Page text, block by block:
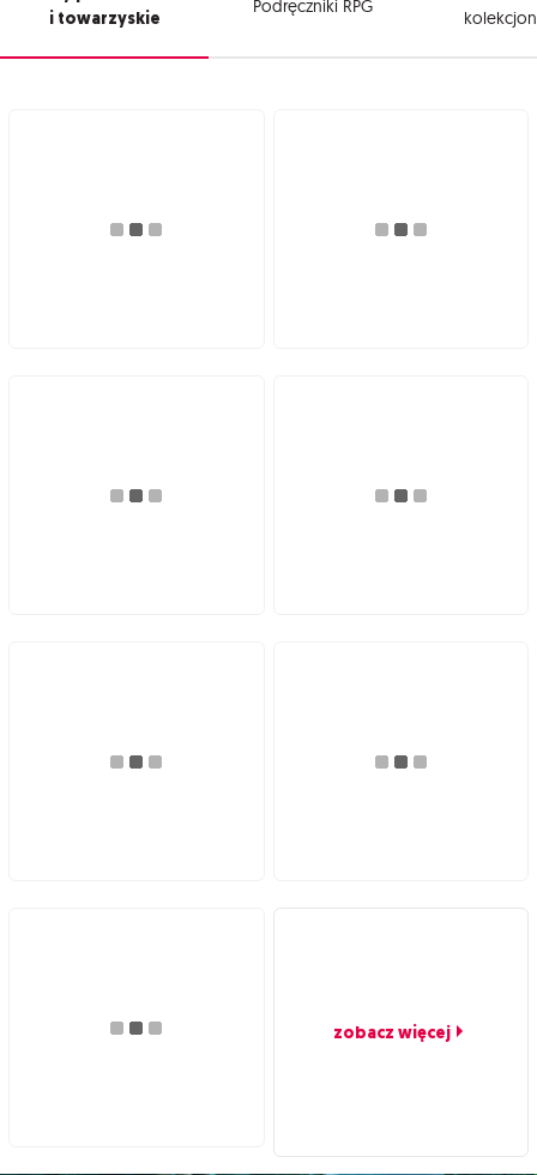
i towarzyskie
Podręczniki RPG
zobacz więcej